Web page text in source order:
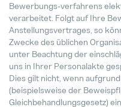
Bewerbungs-verfahrens
verarbeitet. Folgt auf Ihre
Anstellungsvertrages, so
Zwecke des üblichen
unter Beachtung der
uns in Ihrer Personalakte
Dies gilt nicht, wenn
(beispielsweise der
Gleichbehandlungsgesetz)